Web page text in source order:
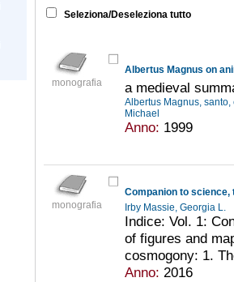
Seleziona/Deseleziona tutto
monografia
Albertus Magnus on
a medieval
Albertus Magnus,
Michael
Anno: 1999
monografia Irby Massie, Georgia L.
Indice: Vol. 1:
of figures and
cosmogony: 1.
Anno: 2016